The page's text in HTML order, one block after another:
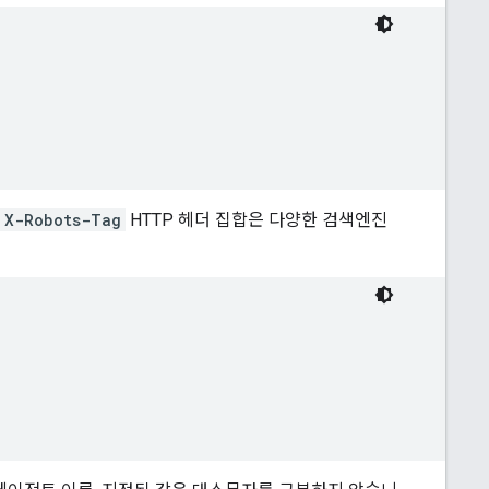
X-Robots-Tag HTTP 헤더 집합은 다양한 검색엔진